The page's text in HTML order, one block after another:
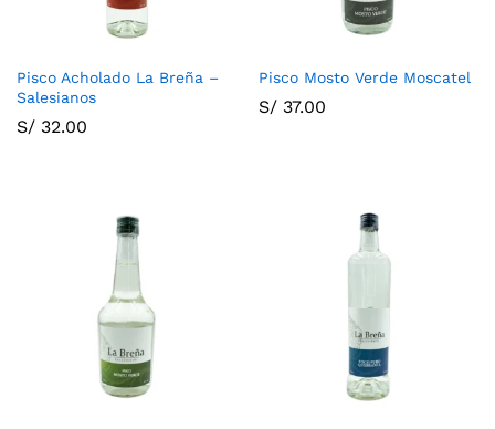
Pisco Acholado La Breña –
Salesianos
S/ 32.00
Pisco Mosto Verde Moscatel
S/ 37.00